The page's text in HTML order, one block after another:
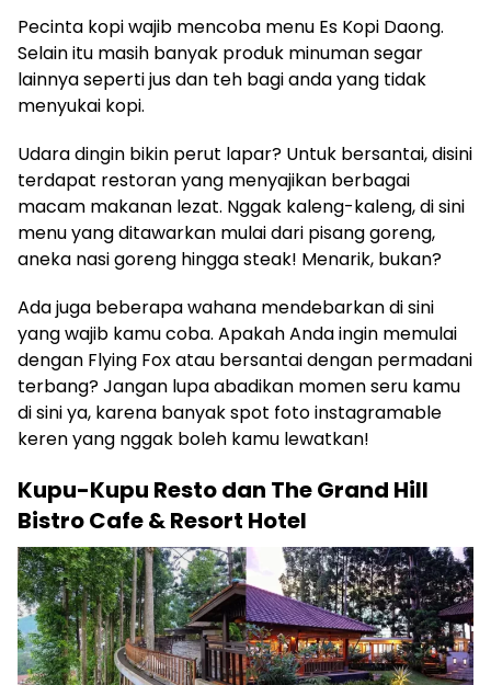
Pecinta kopi wajib mencoba menu Es Kopi Daong.
Selain itu masih banyak produk minuman segar
lainnya seperti jus dan teh bagi anda yang tidak
menyukai kopi.
Udara dingin bikin perut lapar? Untuk bersantai, disini
terdapat restoran yang menyajikan berbagai
macam makanan lezat. Nggak kaleng-kaleng, di sini
menu yang ditawarkan mulai dari pisang goreng,
aneka nasi goreng hingga steak! Menarik, bukan?
Ada juga beberapa wahana mendebarkan di sini
yang wajib kamu coba. Apakah Anda ingin memulai
dengan Flying Fox atau bersantai dengan permadani
terbang? Jangan lupa abadikan momen seru kamu
di sini ya, karena banyak spot foto instagramable
keren yang nggak boleh kamu lewatkan!
Kupu-Kupu Resto dan The Grand Hill
Bistro Cafe & Resort Hotel